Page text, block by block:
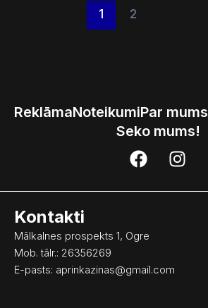
1 2
ReklāmaNoteikumiPar mums
Seko mums!
F
a
o
k
I
n
Kontakti
Mālkalnes prospekts 1, Ogre
Mob. tālr.: 26356269
E-pasts: aprinkazinas@gmail.com